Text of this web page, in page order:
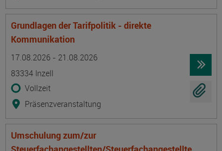
Grundlagen der Tarifpolitik - direkte
Kommunikation
17.08.2026 - 21.08.2026
83334 Inzell
Vollzeit
Präsenzveranstaltung
Umschulung zum/zur